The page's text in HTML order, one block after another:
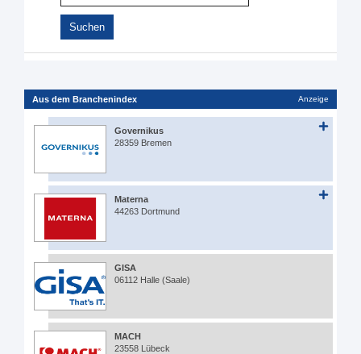
Aus dem Branchenindex Anzeige
Governikus
28359 Bremen
Materna
44263 Dortmund
GISA
06112 Halle (Saale)
MACH
23558 Lübeck